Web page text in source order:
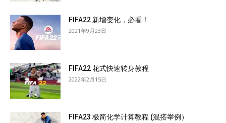
FIFA22 新增变化，必看！
2021年9月23日
FIFA22 花式快速转身教程
2022年2月15日
FIFA23 极简化学计算教程 (混搭举例）